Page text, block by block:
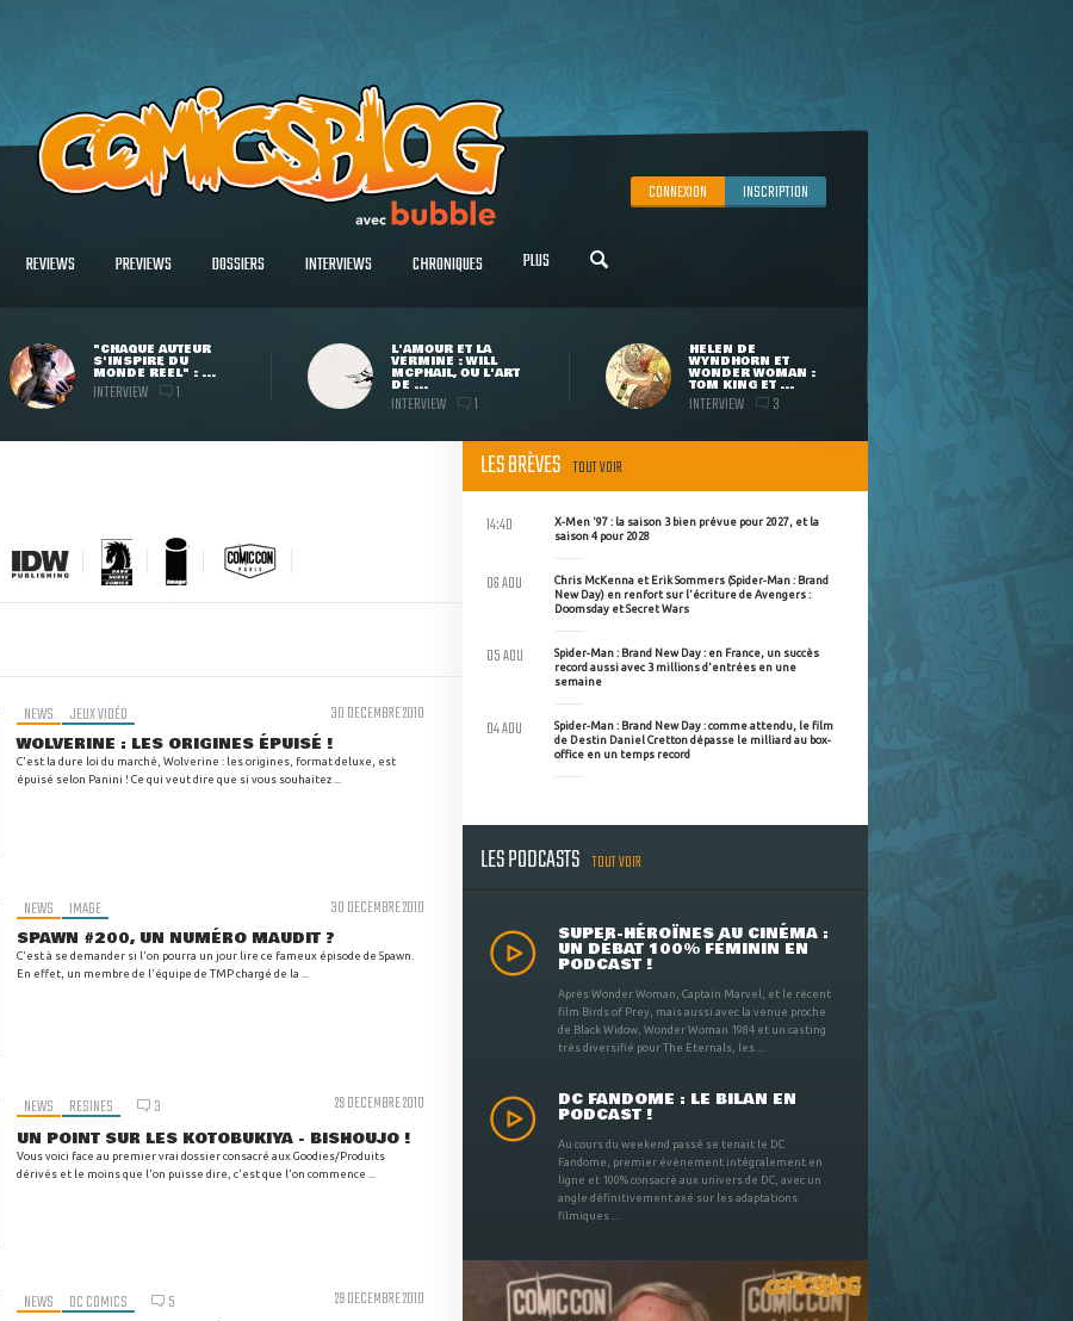
CONNEXION INSCRIPTION
REVIEWS PREVIEWS DOSSIERS INTERVIEWS CHRONIQUES PLUS
"CHAQUE AUTEUR
S'INSPIRE DU
MONDE RÉEL" : ...
INTERVIEW 1
L'AMOUR ET LA
VERMINE : WILL
MCPHAIL, OU L'ART
DE ...
INTERVIEW 1
HELEN DE
WYNDHORN ET
WONDER WOMAN :
TOM KING ET ...
INTERVIEW 3
NEWS JEUX VIDÉO 30 DECEMBRE 2010
WOLVERINE : LES ORIGINES ÉPUISÉ !
C'est la dure loi du marché, Wolverine : les origines, format deluxe, est
épuisé selon Panini ! Ce qui veut dire que si vous souhaitez ...
NEWS IMAGE 30 DECEMBRE 2010
SPAWN #200, UN NUMÉRO MAUDIT ?
C'est à se demander si l'on pourra un jour lire ce fameux épisode de Spawn.
En effet, un membre de l'équipe de TMP chargé de la ...
NEWS RESINES 3 29 DECEMBRE 2010
UN POINT SUR LES KOTOBUKIYA - BISHOUJO !
Vous voici face au premier vrai dossier consacré aux Goodies/Produits
dérivés et le moins que l'on puisse dire, c'est que l'on commence ...
NEWS DC COMICS 5 29 DECEMBRE 2010
LES BRÈVES TOUT VOIR
X-Men '97 : la saison 3 bien prévue pour 2027, et la
saison 4 pour 2028
14:40
Chris McKenna et Erik Sommers (Spider-Man : Brand
New Day) en renfort sur l'écriture de Avengers :
Doomsday et Secret Wars
06 AOU
Spider-Man : Brand New Day : en France, un succès
record aussi avec 3 millions d'entrées en une
semaine
05 AOU
Spider-Man : Brand New Day : comme attendu, le film
de Destin Daniel Cretton dépasse le milliard au box-
office en un temps record
04 AOU
LES PODCASTS TOUT VOIR
SUPER-HÉROÏNES AU CINÉMA :
UN DÉBAT 100% FÉMININ EN
PODCAST !
Après Wonder Woman, Captain Marvel, et le récent
film Birds of Prey, mais aussi avec la venue proche
de Black Widow, Wonder Woman 1984 et un casting
très diversifié pour The Eternals, les ...
DC FANDOME : LE BILAN EN
PODCAST !
Au cours du weekend passé se tenait le DC
Fandome, premier évènement intégralement en
ligne et 100% consacré aux univers de DC, avec un
angle définitivement axé sur les adaptations
filmiques ...